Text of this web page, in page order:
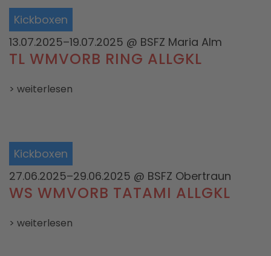
Kickboxen
13.07.2025–19.07.2025 @ BSFZ Maria Alm
TL WMVORB RING ALLGKL
> weiterlesen
Kickboxen
27.06.2025–29.06.2025 @ BSFZ Obertraun
WS WMVORB TATAMI ALLGKL
> weiterlesen